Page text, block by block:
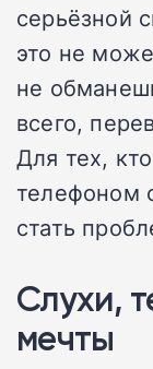
серьёзной
это не
не
всего,
Для тех,
телефоном
стать
Слухи,
мечты